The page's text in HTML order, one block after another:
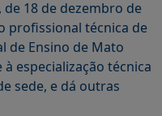
de 18 de dezembro de
profissional técnica de
de Ensino de Mato
especialização técnica
sede, e dá outras